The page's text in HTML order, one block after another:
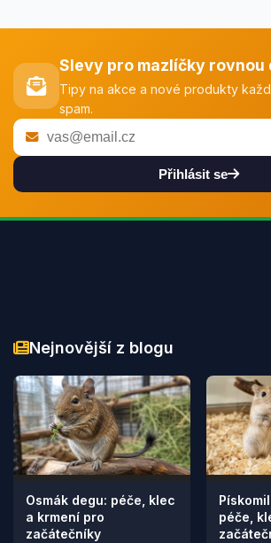
Slevy pro mazlíčky rovnou
Tipy na akce a nové produkty
spam.
Přihlásit se
Nejnovější z blogu
Osmák degu: péče, klec
a krmení pro
začátečníky
péče,